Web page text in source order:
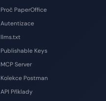
Proč PaperOffice
Autentizace
llms.txt
Publishable Keys
MCP Server
Kolekce Postman
API Příklady